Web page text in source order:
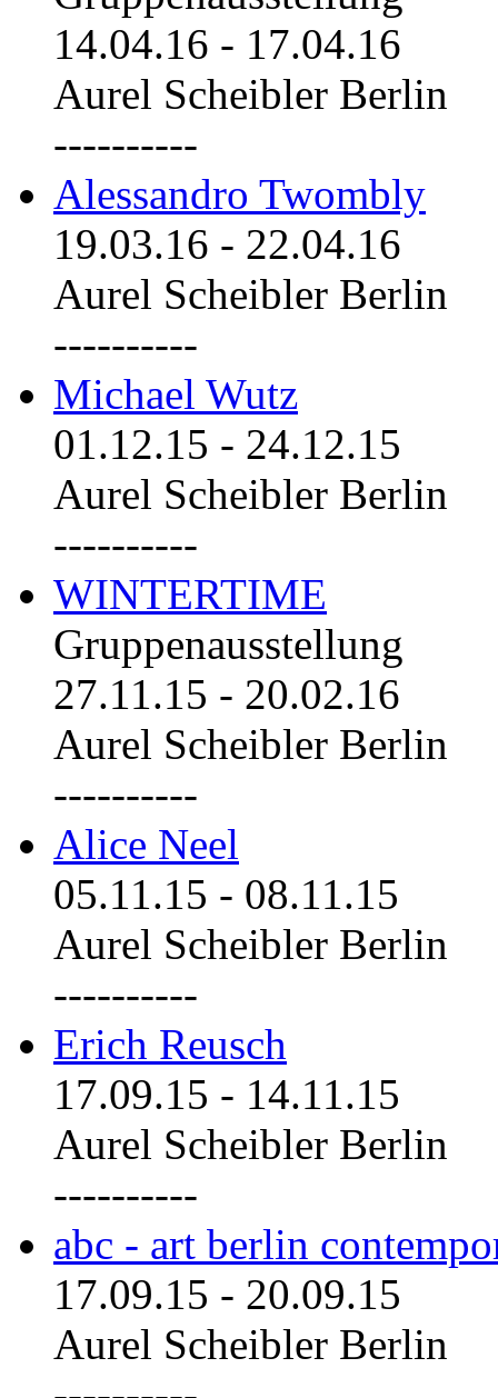
14.04.16 - 17.04.16
Aurel Scheibler Berlin
----------
Alessandro Twombly
19.03.16 - 22.04.16
Aurel Scheibler Berlin
----------
Michael Wutz
01.12.15 - 24.12.15
Aurel Scheibler Berlin
----------
WINTERTIME
Gruppenausstellung
27.11.15 - 20.02.16
Aurel Scheibler Berlin
----------
Alice Neel
05.11.15 - 08.11.15
Aurel Scheibler Berlin
----------
Erich Reusch
17.09.15 - 14.11.15
Aurel Scheibler Berlin
----------
abc - art berlin
17.09.15 - 20.09.15
Aurel Scheibler Berlin